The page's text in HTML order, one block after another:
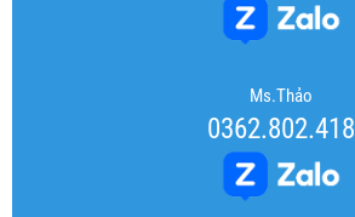
Ms.Thảo
0362.802.418